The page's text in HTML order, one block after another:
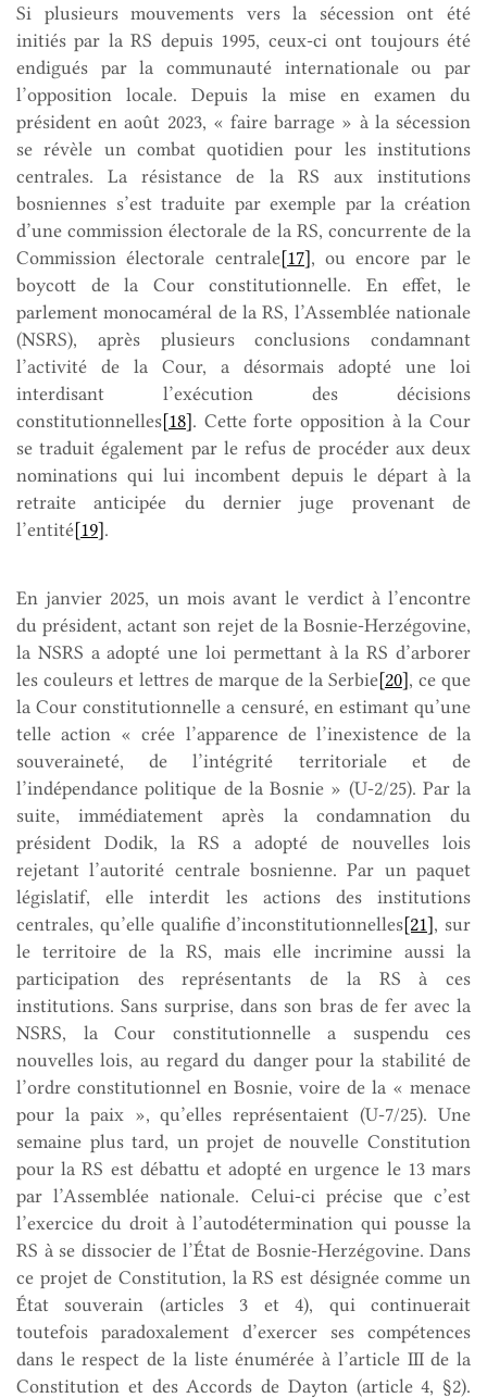
Si plusieurs mouvements vers la sécession ont été
initiés par la RS depuis 1995, ceux-ci ont toujours été
endigués par la communauté internationale ou par
l’opposition locale. Depuis la mise en examen du
président en août 2023, « faire barrage » à la sécession
se révèle un combat quotidien pour les institutions
centrales. La résistance de la RS aux institutions
bosniennes s’est traduite par exemple par la création
d’une commission électorale de la RS, concurrente de la
Commission électorale centrale[17], ou encore par le
boycott de la Cour constitutionnelle. En effet, le
parlement monocaméral de la RS, l’Assemblée nationale
(NSRS), après plusieurs conclusions condamnant
l’activité de la Cour, a désormais adopté une loi
interdisant l’exécution des décisions
constitutionnelles[18]. Cette forte opposition à la Cour
se traduit également par le refus de procéder aux deux
nominations qui lui incombent depuis le départ à la
retraite anticipée du dernier juge provenant de
l’entité[19].
En janvier 2025, un mois avant le verdict à l’encontre
du président, actant son rejet de la Bosnie-Herzégovine,
la NSRS a adopté une loi permettant à la RS d’arborer
les couleurs et lettres de marque de la Serbie[20], ce que
la Cour constitutionnelle a censuré, en estimant qu’une
telle action « crée l’apparence de l’inexistence de la
souveraineté, de l’intégrité territoriale et de
l’indépendance politique de la Bosnie » (U-2/25). Par la
suite, immédiatement après la condamnation du
président Dodik, la RS a adopté de nouvelles lois
rejetant l’autorité centrale bosnienne. Par un paquet
législatif, elle interdit les actions des institutions
centrales, qu’elle qualifie d’inconstitutionnelles[21], sur
le territoire de la RS, mais elle incrimine aussi la
participation des représentants de la RS à ces
institutions. Sans surprise, dans son bras de fer avec la
NSRS, la Cour constitutionnelle a suspendu ces
nouvelles lois, au regard du danger pour la stabilité de
l’ordre constitutionnel en Bosnie, voire de la « menace
pour la paix », qu’elles représentaient (U-7/25). Une
semaine plus tard, un projet de nouvelle Constitution
pour la RS est débattu et adopté en urgence le 13 mars
par l’Assemblée nationale. Celui-ci précise que c’est
l’exercice du droit à l’autodétermination qui pousse la
RS à se dissocier de l’État de Bosnie-Herzégovine. Dans
ce projet de Constitution, la RS est désignée comme un
État souverain (articles 3 et 4), qui continuerait
toutefois paradoxalement d’exercer ses compétences
dans le respect de la liste énumérée à l’article III de la
Constitution et des Accords de Dayton (article 4, §2).